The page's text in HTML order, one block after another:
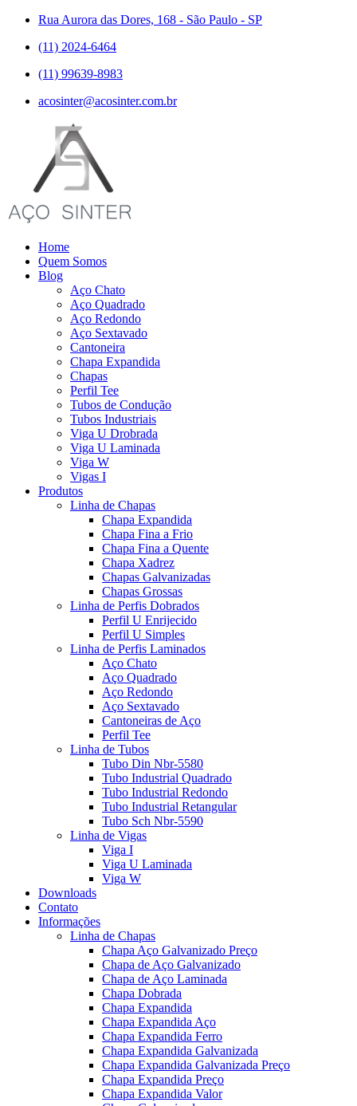
Rua Aurora das Dores, 168 - São Paulo - SP
(11) 2024-6464
(11) 99639-8983
acosinter@acosinter.com.br
Home
Quem Somos
Blog
Aço Chato
Aço Quadrado
Aço Redondo
Aço Sextavado
Cantoneira
Chapa Expandida
Chapas
Perfil Tee
Tubos de Condução
Tubos Industriais
Viga U Drobrada
Viga U Laminada
Viga W
Vigas I
Produtos
Linha de Chapas
Chapa Expandida
Chapa Fina a Frio
Chapa Fina a Quente
Chapa Xadrez
Chapas Galvanizadas
Chapas Grossas
Linha de Perfis Dobrados
Perfil U Enrijecido
Perfil U Simples
Linha de Perfis Laminados
Aço Chato
Aço Quadrado
Aço Redondo
Aço Sextavado
Cantoneiras de Aço
Perfil Tee
Linha de Tubos
Tubo Din Nbr-5580
Tubo Industrial Quadrado
Tubo Industrial Redondo
Tubo Industrial Retangular
Tubo Sch Nbr-5590
Linha de Vigas
Viga I
Viga U Laminada
Viga W
Downloads
Contato
Informações
Linha de Chapas
Chapa Aço Galvanizado Preço
Chapa de Aço Galvanizado
Chapa de Aço Laminada
Chapa Dobrada
Chapa Expandida
Chapa Expandida Aço
Chapa Expandida Ferro
Chapa Expandida Galvanizada
Chapa Expandida Galvanizada Preço
Chapa Expandida Preço
Chapa Expandida Valor